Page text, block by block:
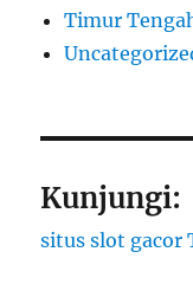
Timur
Kunjungi:
situs slot gacor